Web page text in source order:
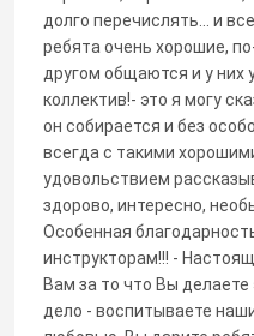
долго перечислять... и
ребята очень хорошие,
другом общаются и у
коллектив!- это я могу
он собирается и без
всегда с такими
удовольствием
здорово, интересно,
Особенная
инструкторам!!! -
Вам за то что Вы
дело - воспитываете